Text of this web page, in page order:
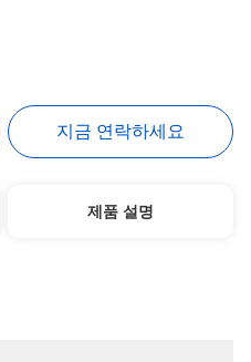
지금 연락하세요
제품 설명